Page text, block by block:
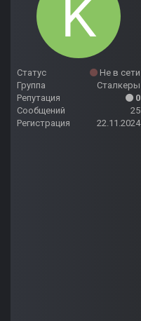
Статус
Не в сети
Группа
Сталкеры
Репутация
0
Сообщений
25
Регистрация
22.11.2024